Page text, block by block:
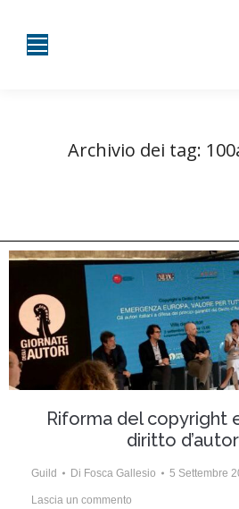
Archivio dei tag:
Riforma del copyright
diritto
Guild Di Fosca Gallesio 5 Settembre
Lascia un commento